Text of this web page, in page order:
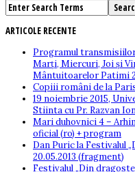
ARTICOLE RECENTE
Programul
Marți, Miercuri, Joi și
Mântuitoarelor Patimi
Copiii români de la
19 noiembrie 2015,
Stiinta cu Pr. Razvan
Mari duhovnici 4 –
oficial (ro) + program
Dan Puric la Festivalul
20.05.2013 (fragment)
Festivalul „Din